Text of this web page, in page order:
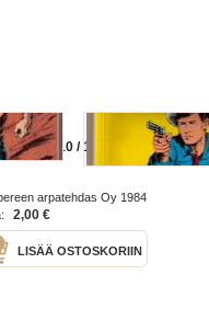
No 10 / 1984
arpatehdas Oy 1984
2,00 €
LISÄÄ OSTOSKORIIN